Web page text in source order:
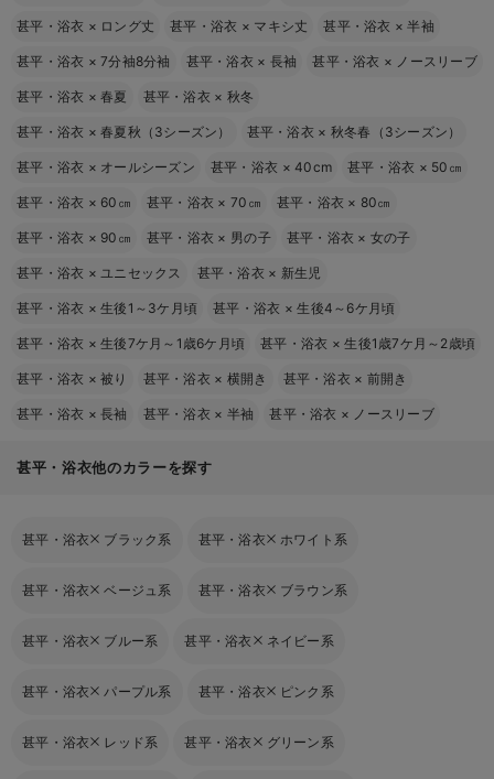
甚平・浴衣 × ロング丈 甚平・浴衣 × マキシ丈 甚平・浴衣 ×半袖
甚平・浴衣 ×7分袖8分袖 甚平・浴衣 × 長袖 甚平・浴衣 × ノースリーブ
甚平・浴衣 ×春夏 甚平・浴衣 × 秋冬
甚平・浴衣 ×春夏秋（3シーズン） 甚平・浴衣 × 秋冬春（3シーズン）
甚平・浴衣 × オールシーズン 甚平・浴衣 ×40cm 甚平・浴衣 × 50㎝
甚平・浴衣 × 60㎝ 甚平・浴衣 × 70㎝ 甚平・浴衣 × 80㎝
甚平・浴衣 × 90㎝ 甚平・浴衣 × 男の子 甚平・浴衣 × 女の子
甚平・浴衣 ×ユニセックス 甚平・浴衣 × 新生児
甚平・浴衣 ×生後1～3ケ月頃 甚平・浴衣 ×生後4～6ケ月頃
甚平・浴衣 ×生後7ケ月～1歳6ケ月頃 甚平・浴衣 ×生後1歳7ケ月～2歳頃
甚平・浴衣 ×被り 甚平・浴衣 × 横開き 甚平・浴衣 × 前開き
甚平・浴衣 ×長袖 甚平・浴衣 × 半袖 甚平・浴衣 × ノースリーブ
甚平・浴衣他のカラーを探す
甚平・浴衣 ブラック系 甚平・浴衣 ホワイト系
甚平・浴衣 ベージュ系 甚平・浴衣 ブラウン系
甚平・浴衣 ブルー系 甚平・浴衣 ネイビー系
甚平・浴衣 パープル系 甚平・浴衣 ピンク系
甚平・浴衣 レッド系 甚平・浴衣 グリーン系